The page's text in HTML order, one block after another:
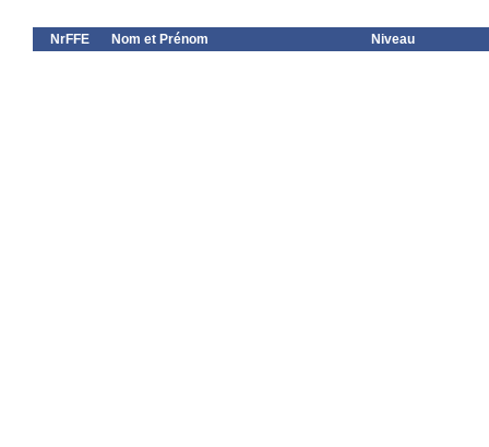
NrFFE Nom et Prénom Niveau